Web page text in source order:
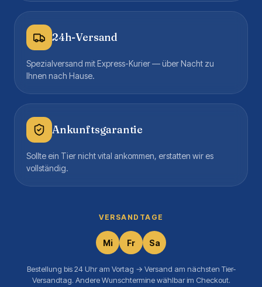
24h-Versand
Spezialversand mit Express-Kurier — über Nacht zu
Ihnen nach Hause.
Ankunftsgarantie
Sollte ein Tier nicht vital ankommen, erstatten wir es
vollständig.
VERSANDTAGE
Mi Fr Sa
Bestellung bis 24 Uhr am Vortag → Versand am nächsten Tier-
Versandtag. Andere Wunschtermine wählbar im Checkout.